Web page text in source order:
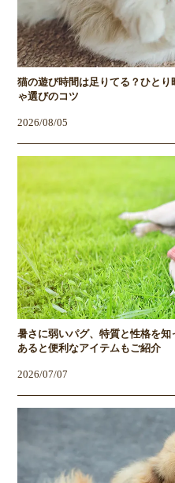
猫の遊び時間は足りてる？ひと
ゃ選びのコツ
2026/08/05
暑さに弱いパグ、特質と性格を
あると便利なアイテムもご紹介
2026/07/07